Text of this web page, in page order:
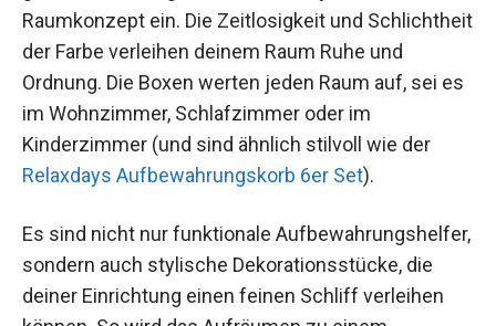
Raumkonzept ein. Die Zeitlosigkeit und Schlichtheit
der Farbe verleihen deinem Raum Ruhe und
Ordnung. Die Boxen werten jeden Raum auf, sei es
im Wohnzimmer, Schlafzimmer oder im
Kinderzimmer (und sind ähnlich stilvoll wie der
Relaxdays Aufbewahrungskorb 6er Set).
Es sind nicht nur funktionale Aufbewahrungshelfer,
sondern auch stylische Dekorationsstücke, die
deiner Einrichtung einen feinen Schliff verleihen